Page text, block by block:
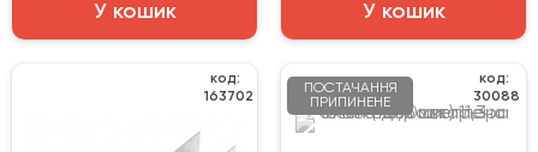
У кошик У кошик
код:
163702
ПОСТАЧАННЯ
ПРИПИНЕНЕ
код:
30088